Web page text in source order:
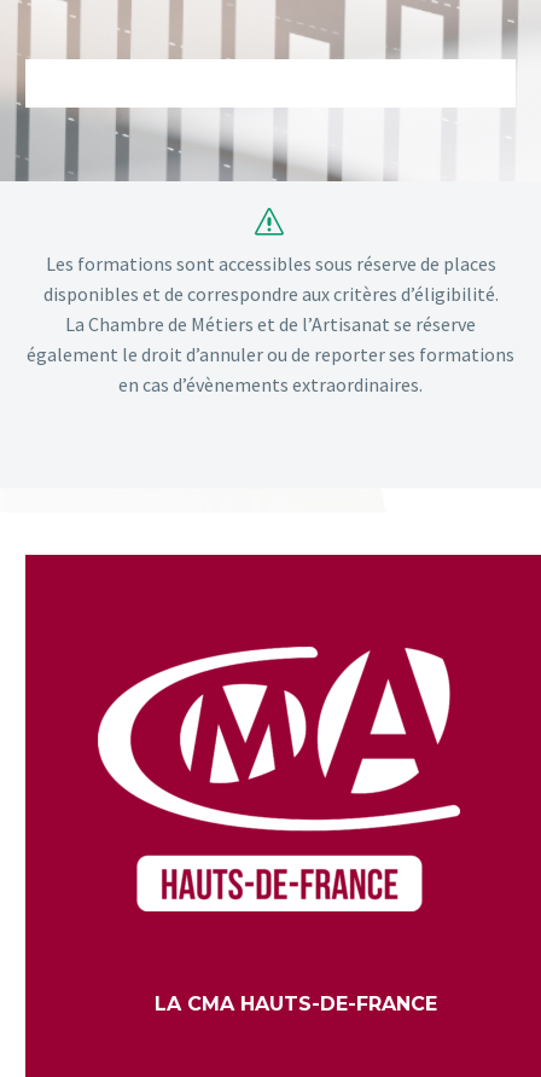
s
s
Les formations sont accessibles sous réserve de places
disponibles et de correspondre aux critères d’éligibilité.
La Chambre de Métiers et de l’Artisanat se réserve
également le droit d’annuler ou de reporter ses formations
en cas d’évènements extraordinaires.
LA CMA HAUTS-DE-FRANCE